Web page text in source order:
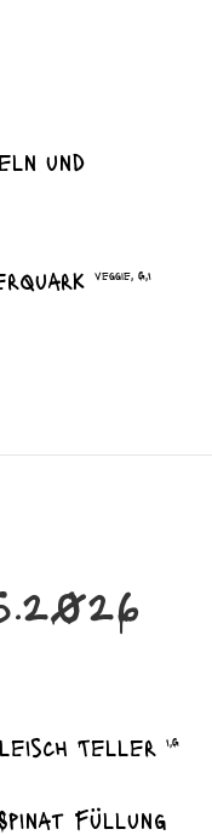
und
veggie, G,I
Teller I,G
Füllung